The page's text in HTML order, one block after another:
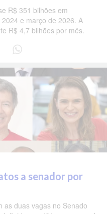
R$ 351 bilhões em
e março de 2026. A
R$ 4,7 bilhões por mês.
a senador por
as duas vagas no Senado